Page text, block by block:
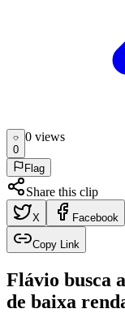
0
0 views
Flag
Share this clip
X Facebook
Copy Link
Flávio busca
de baixa